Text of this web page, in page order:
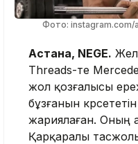
Фото: instagram.com/
Астана, NEGE.
Threads-те
жол қозғалысы
бұзғанын
жариялаған. Оның
Қарқаралы